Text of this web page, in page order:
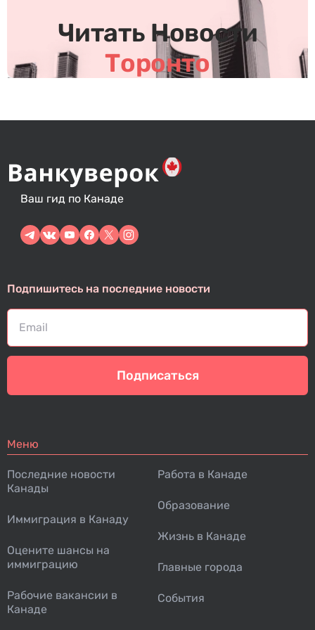
Читать Новости
Торонто
Ваш гид по Канаде
Подпишитесь на последние новости
Подписаться
Меню
Последние новости
Канады
Иммиграция в Канаду
Оцените шансы на
иммиграцию
Рабочие вакансии в
Канаде
Работа в Канаде
Образование
Жизнь в Канаде
Главные города
События